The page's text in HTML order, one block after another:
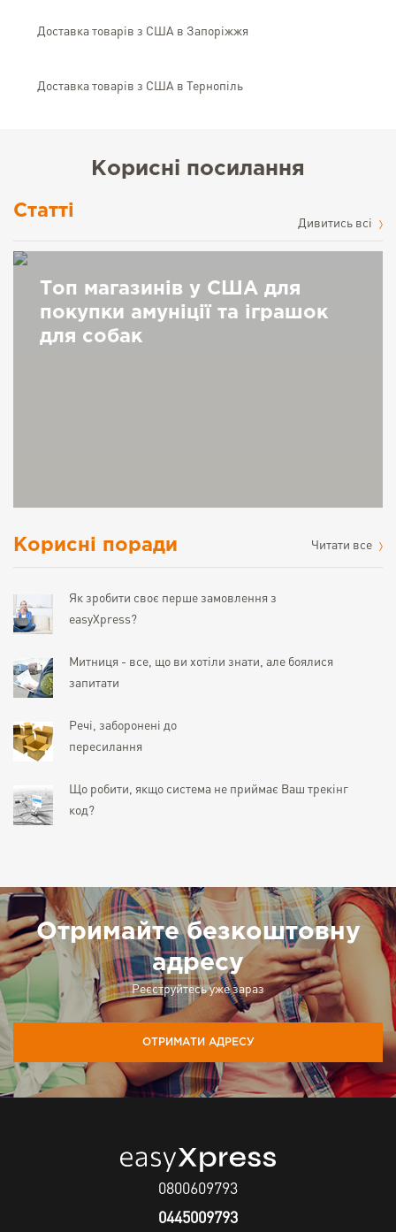
Доставка товарів з США в Запоріжжя
Доставка товарів з США в Тернопіль
Корисні посилання
Статті
Дивитись всі
Топ магазинів у США для
покупки амуніції та іграшок
для собак
Корисні поради Читати все
Як зробити своє перше замовлення з
easyXpress?
Митниця - все, що ви хотіли знати, але боялися
запитати
Речі, заборонені до
пересилання
Що робити, якщо система не приймає Ваш трекінг
код?
Отримайте безкоштовну
адресу
Реєструйтесь уже зараз
ОТРИМАТИ АДРЕСУ
0800609793
0445009793